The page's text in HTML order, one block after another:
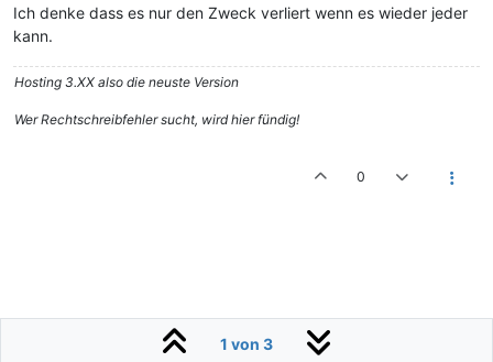
Ich denke dass es nur den Zweck verliert wenn es wieder jeder
kann.
Hosting 3.XX also die neuste Version
Wer Rechtschreibfehler sucht, wird hier fündig!
0
1 von 3